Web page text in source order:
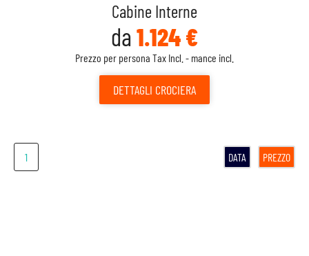
Cabine Interne
da 1.124 €
Prezzo per persona Tax Incl. - mance incl.
DETTAGLI CROCIERA
1 DATA PREZZO